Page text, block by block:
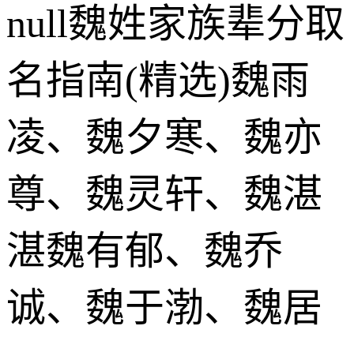
null魏姓家族辈分取
名指南(精选)魏雨
凌、魏夕寒、魏亦
尊、魏灵轩、魏湛
湛魏有郁、魏乔
诚、魏于渤、魏居